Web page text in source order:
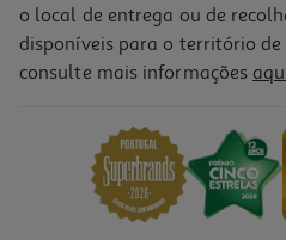
Portátil Acer Aspire Lite Al15-46p
499,99 €
o local de entrega ou de
disponíveis para o território
consulte mais informações